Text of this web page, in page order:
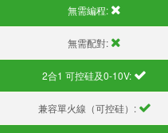
無需編程:
無需配對:
2合1 可控硅及0-10V:
兼容單火線（可控硅）: